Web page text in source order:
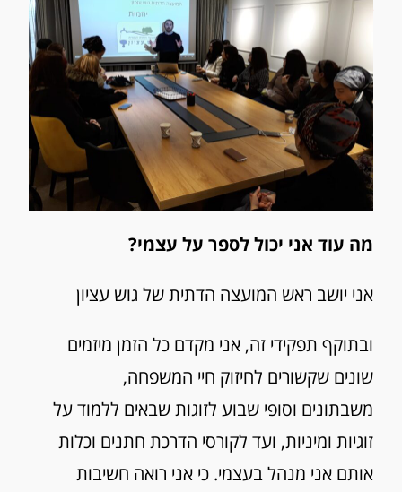
לפנות אלי דרך המייל
rafiostroffhadrachot@gmail.com
מה עוד אני יכול לספר על עצמי?
אני יושב ראש המועצה הדתית של גוש עציון
ובתוקף תפקידי זה, אני מקדם כל הזמן מיזמים
שונים שקשורים לחיזוק חיי המשפחה,
משבתונים וסופי שבוע לזוגות שבאים ללמוד על
זוגיות ומיניות, ועד לקורסי הדרכת חתנים וכלות
אותם אני מנהל בעצמי. כי אני רואה חשיבות